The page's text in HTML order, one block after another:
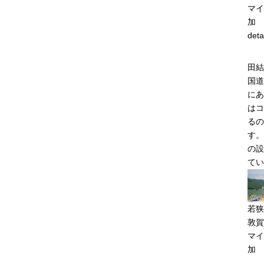
マ
加
田
国
に
は
る
す
の
て
若
敦
マ
加